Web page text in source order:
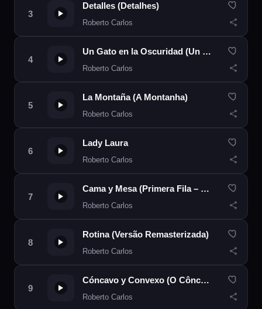
Detalles (Detalhes)
Roberto Carlos
Un Gato en la Oscuridad (Un Gato en Blu)
Roberto Carlos
La Montaña (A Montanha)
Roberto Carlos
Lady Laura
Roberto Carlos
Cama y Mesa (Primera Fila – En Vivo)
Roberto Carlos
Rotina (Versão Remasterizada)
Roberto Carlos
Cóncavo y Convexo (O Côncavo e o Convexo)
Roberto Carlos